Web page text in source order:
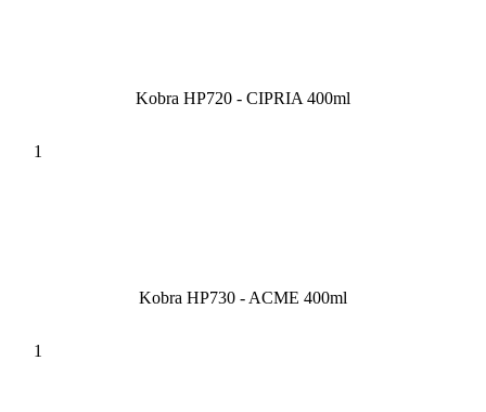
Kobra HP720 - CIPRIA 400ml
Kobra HP730 - ACME 400ml